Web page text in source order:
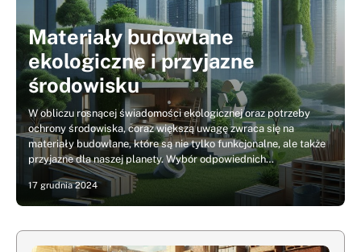
Materiały budowlane
ekologiczne i przyjazne
środowisku
W obliczu rosnącej świadomości ekologicznej oraz potrzeby
ochrony środowiska, coraz większą uwagę zwraca się na
materiały budowlane, które są nie tylko funkcjonalne, ale także
przyjazne dla naszej planety. Wybór odpowiednich…
17 grudnia 2024